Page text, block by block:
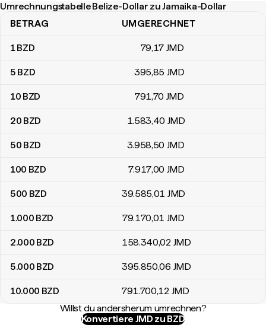
Umrechnungstabelle Belize-Dollar zu Jamaika-Dollar
Umrechnungstabelle Belize-Dollar zu Jamaika-Dollar
BETRAG UMGERECHNET
1BZD 79,17 JMD
5 BZD 395,85 JMD
10 BZD 791,70 JMD
20 BZD 1.583,40 JMD
50 BZD 3.958,50 JMD
100 BZD 7.917,00 JMD
500 BZD 39.585,01 JMD
1.000 BZD 79.170,01 JMD
2.000 BZD 158.340,02 JMD
5.000 BZD 395.850,06 JMD
10.000 BZD 791.700,12 JMD
Willst du andersherum umrechnen?
Konvertiere JMD zu BZD